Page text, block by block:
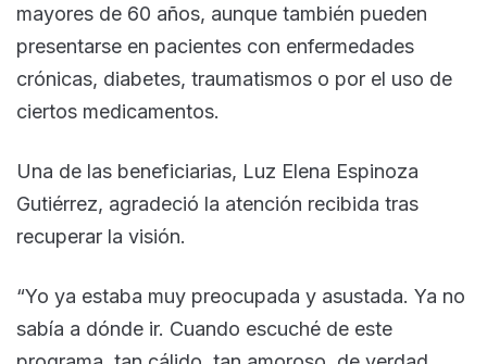
mayores de 60 años, aunque también pueden
presentarse en pacientes con enfermedades
crónicas, diabetes, traumatismos o por el uso de
ciertos medicamentos.
Una de las beneficiarias, Luz Elena Espinoza
Gutiérrez, agradeció la atención recibida tras
recuperar la visión.
“Yo ya estaba muy preocupada y asustada. Ya no
sabía a dónde ir. Cuando escuché de este